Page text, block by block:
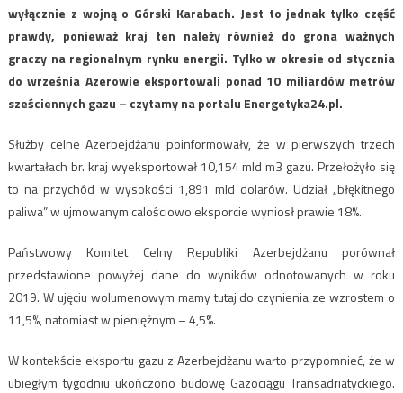
wyłącznie z wojną o Górski Karabach. Jest to jednak tylko część
prawdy, ponieważ kraj ten należy również do grona ważnych
graczy na regionalnym rynku energii. Tylko w okresie od stycznia
do września Azerowie eksportowali ponad 10 miliardów metrów
sześciennych gazu – czytamy na portalu Energetyka24.pl.
Służby celne Azerbejdżanu poinformowały, że w pierwszych trzech
kwartałach br. kraj wyeksportował 10,154 mld m3 gazu. Przełożyło się
to na przychód w wysokości 1,891 mld dolarów. Udział „błękitnego
paliwa” w ujmowanym calościowo eksporcie wyniosł prawie 18%.
Państwowy Komitet Celny Republiki Azerbejdżanu porównał
przedstawione powyżej dane do wyników odnotowanych w roku
2019. W ujęciu wolumenowym mamy tutaj do czynienia ze wzrostem o
11,5%, natomiast w pieniężnym – 4,5%.
W kontekście eksportu gazu z Azerbejdżanu warto przypomnieć, że w
ubiegłym tygodniu ukończono budowę Gazociągu Transadriatyckiego.